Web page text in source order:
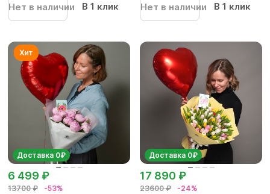
Нет в наличии В 1 клик Нет в наличии В 1 клик
Доставка 0₽
13700 ₽ -53%
6 499 ₽
Доставка 0₽
23600 ₽ -24%
17 890 ₽